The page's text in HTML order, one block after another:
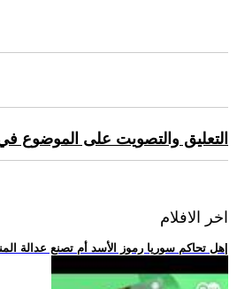
التعليق والتصويت على الموضوع
اخر الافلام